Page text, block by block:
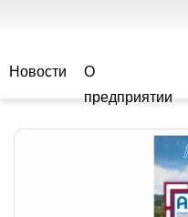
Новости
О
предприятии